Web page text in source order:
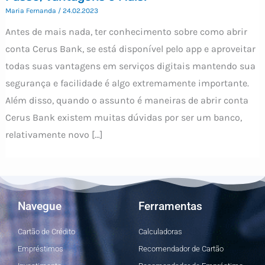
Maria Fernanda / 24.02.2023
Antes de mais nada, ter conhecimento sobre como abrir
conta Cerus Bank, se está disponível pelo app e aproveitar
todas suas vantagens em serviços digitais mantendo sua
segurança e facilidade é algo extremamente importante.
Além disso, quando o assunto é maneiras de abrir conta
Cerus Bank existem muitas dúvidas por ser um banco,
relativamente novo […]
Navegue
Cartão de Crédito
Empréstimos
Ferramentas
Calculadoras
Recomendador de Cartão